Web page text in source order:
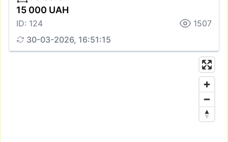
15 000 UAH
ID: 124
1507
30-03-2026, 16:51:15